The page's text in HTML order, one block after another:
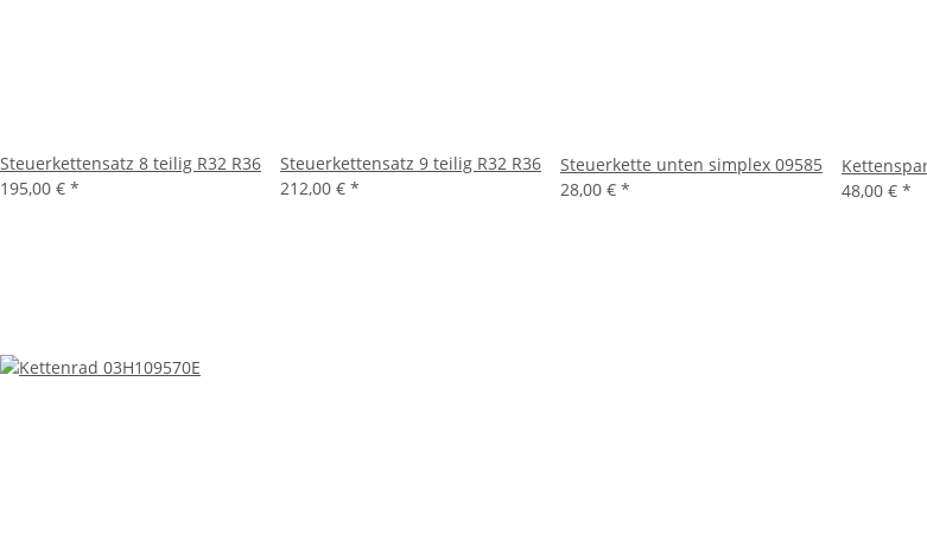
Steuerkettensatz 8 teilig R32 R36
195,00 € *
Steuerkettensatz 9 teilig R32 R36
212,00 € *
Steuerkette unten simplex 09585
28,00 € *
48,00 € *